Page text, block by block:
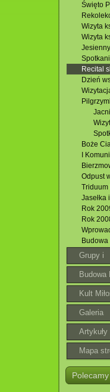
Święto
Wizyta
Wizyta
Recital
Dzień
Boże
I
Odpust
Triduum
Jasełka
Rok
Rok
Budowa
Grupy i
Budowa
Kult
Bożego
Galeria
Artykuły
Mapa